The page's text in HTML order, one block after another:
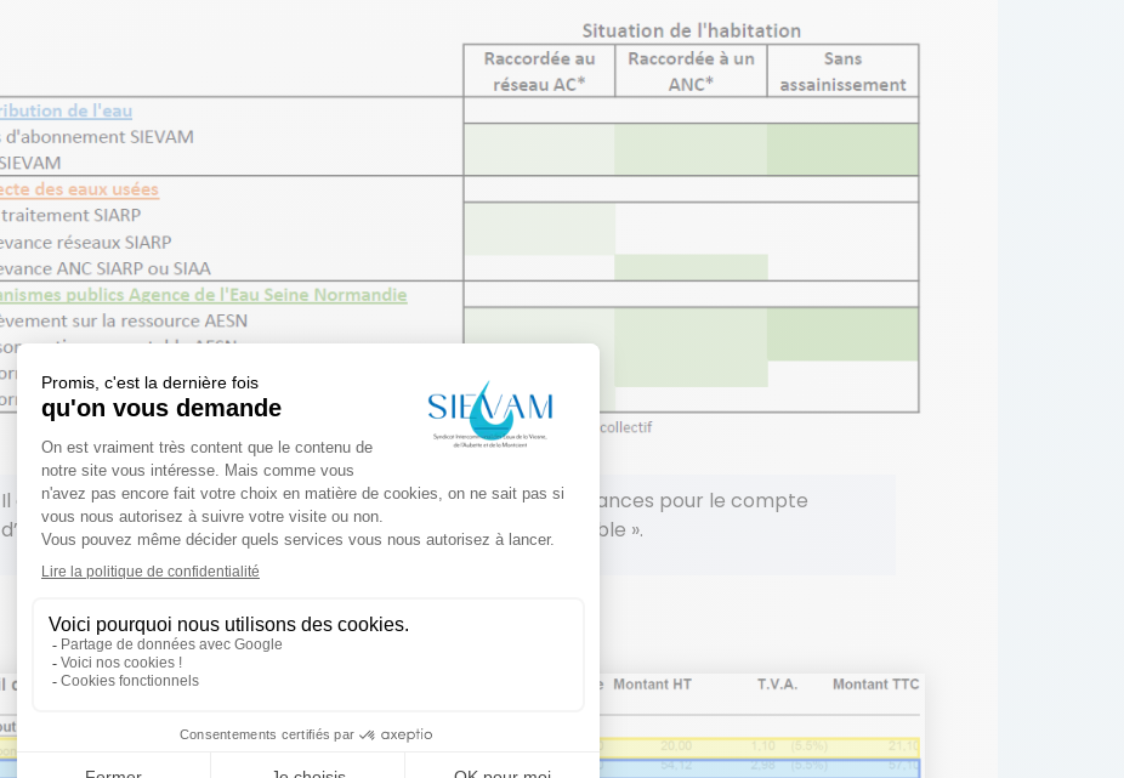
Il est utile de rappeler que, bien qu’il collecte différentes redevances pour le compte
d’autres organisme, le SIEVAM ne gère que la partie « eau potable ».
Exemple illustré